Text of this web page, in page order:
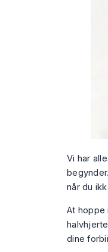
Vi har
når du
At hoppe
dine